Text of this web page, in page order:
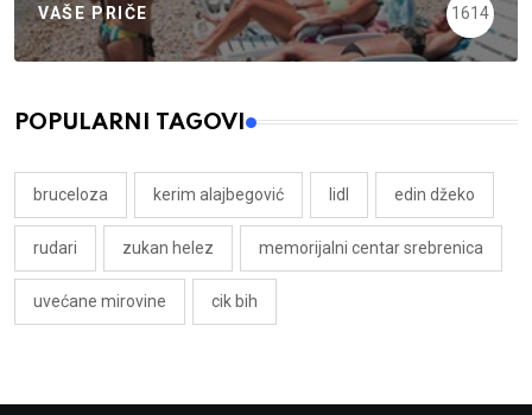
VAŠE PRIČE 1614
POPULARNI TAGOVI
bruceloza kerim alajbegović lidl edin džeko
rudari zukan helez memorijalni centar srebrenica
uvećane mirovine cik bih